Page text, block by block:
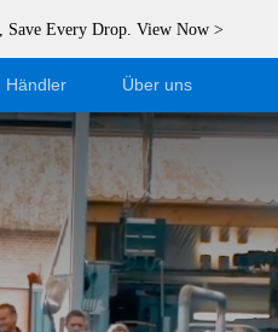
Every Drop. View Now >
Händler
Login
Portal
Über uns